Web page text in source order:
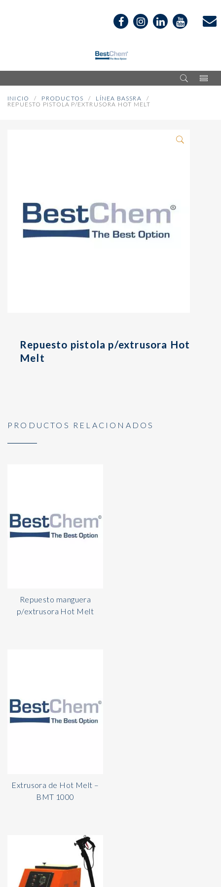
INICIO PRODUCTOS
LÍNEA BASSRA
REPUESTO PISTOLA P/EXTRUSORA HOT MELT
Repuesto pistola p/extrusora Hot
Melt
PRODUCTOS RELACIONADOS
Repuesto manguera
p/extrusora Hot Melt
Extrusora de Hot Melt –
BMT 1000